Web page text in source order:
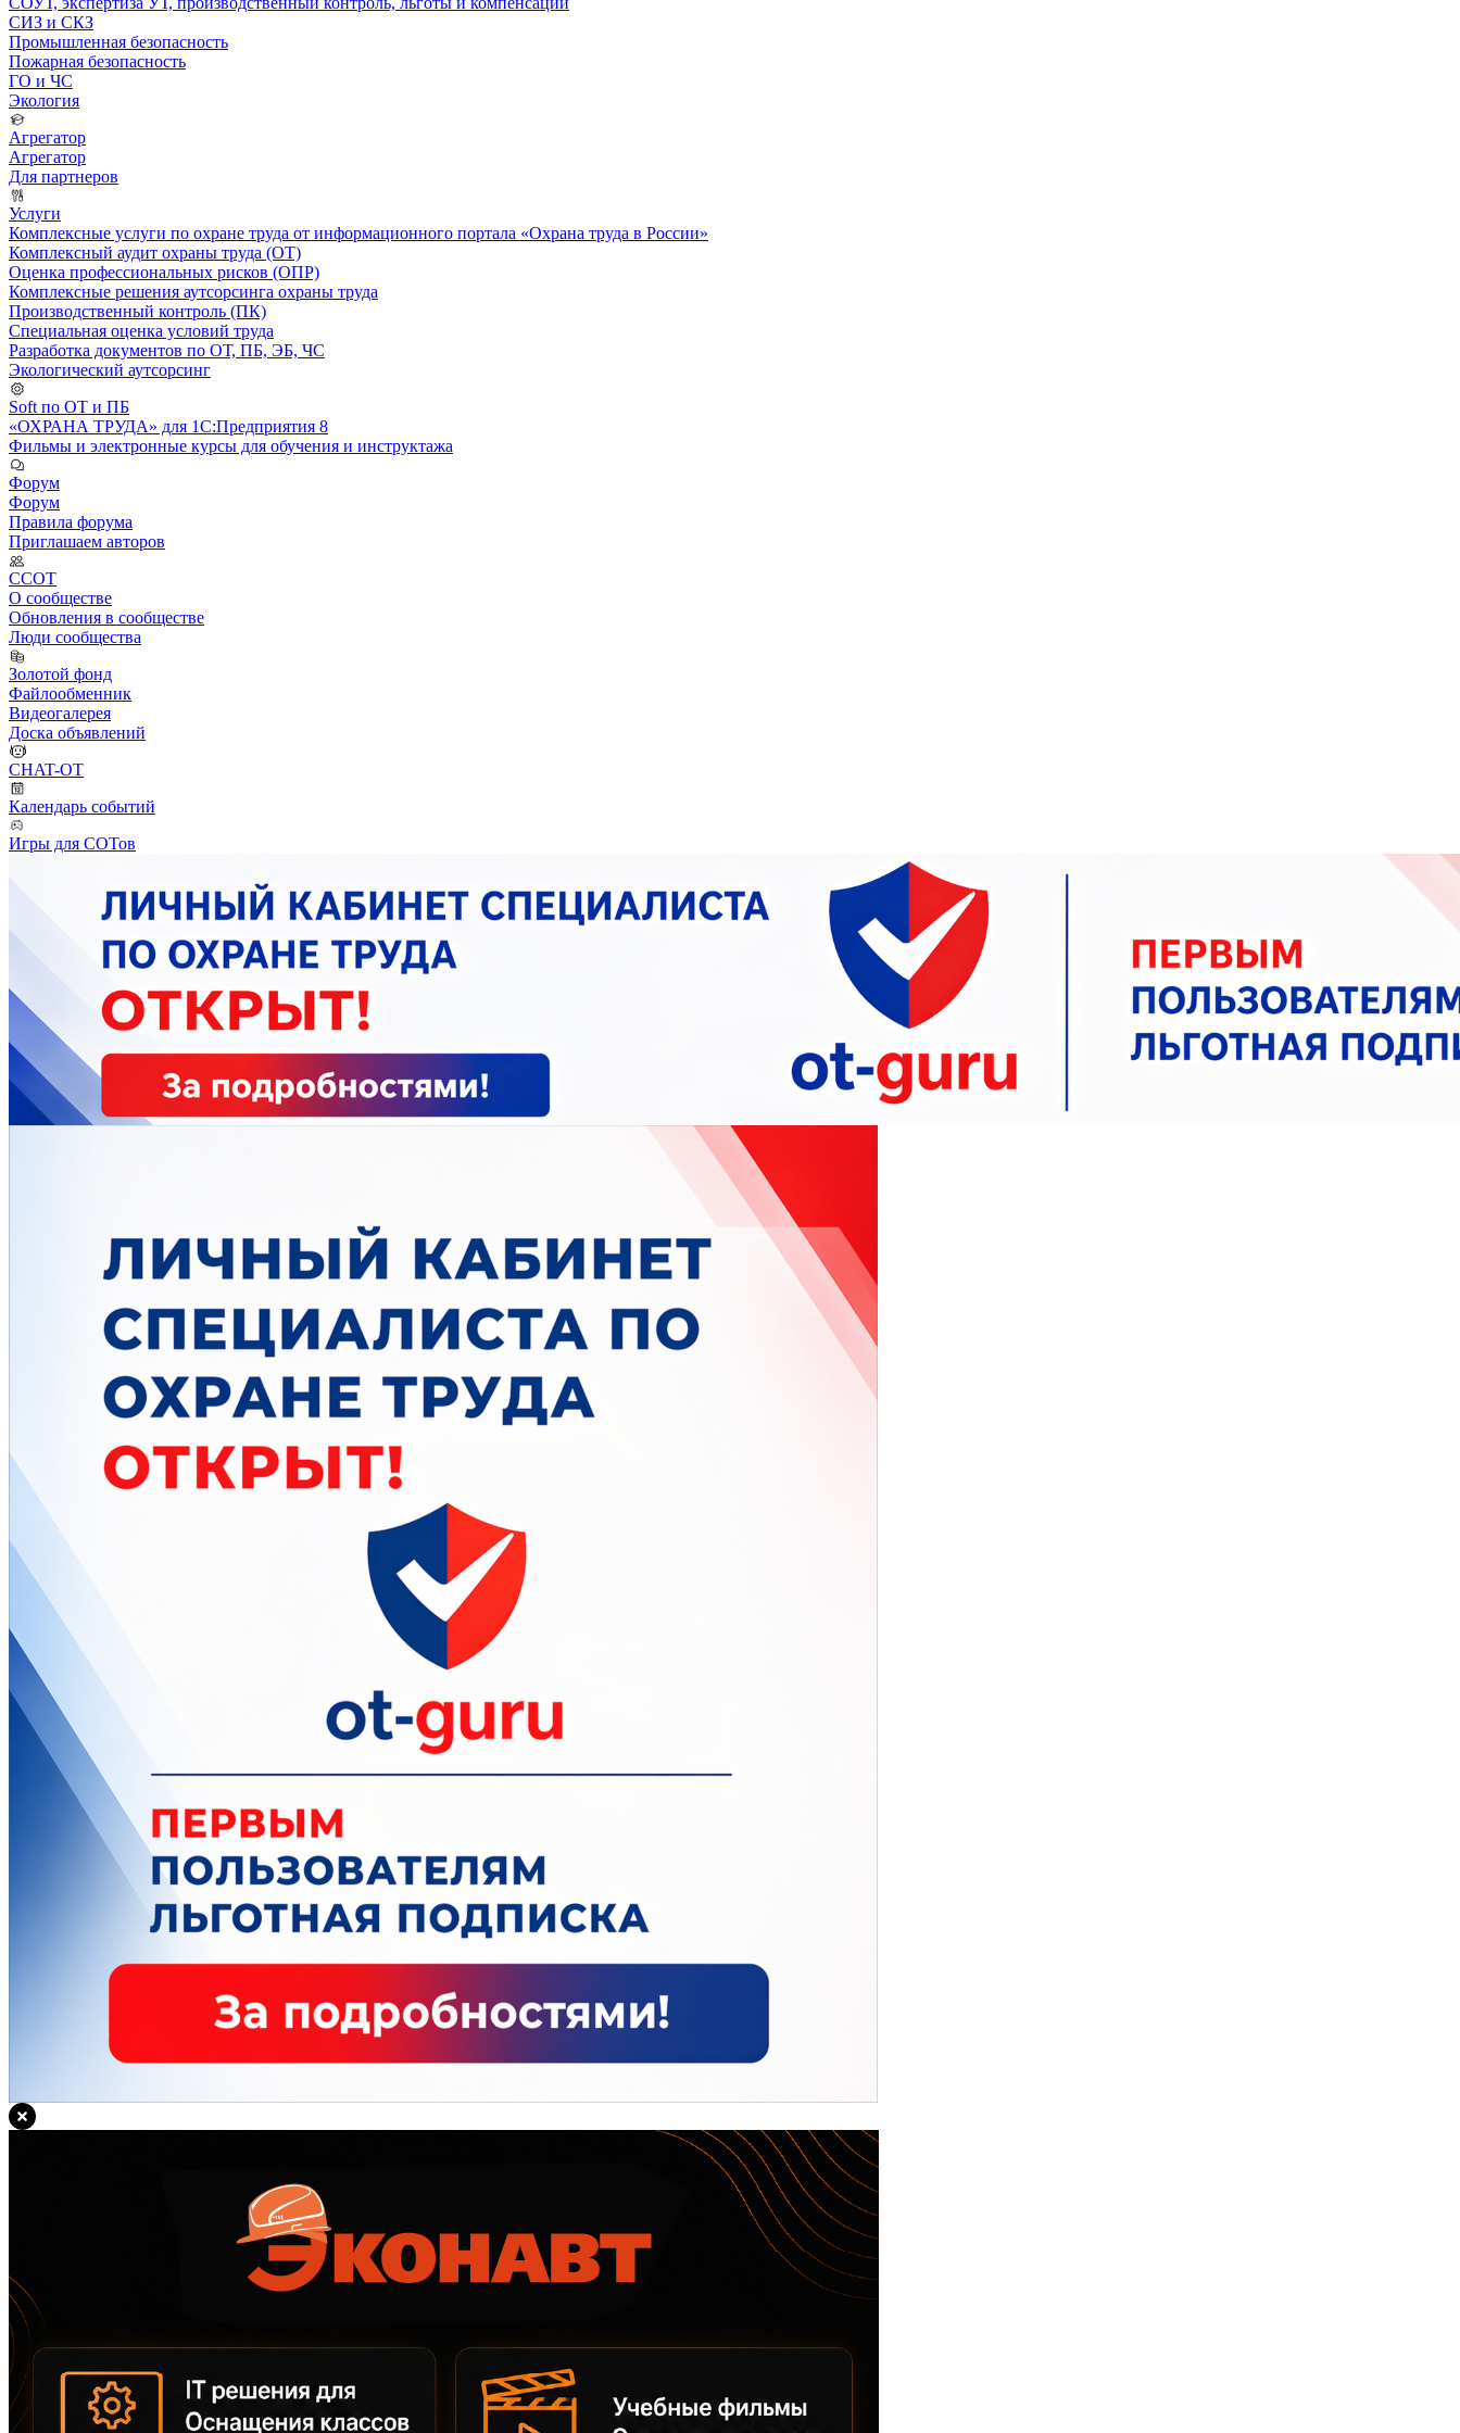
СИЗ и СКЗ
Промышленная безопасность
Пожарная безопасность
ГО и ЧС
Экология
Агрегатор
Агрегатор
Для партнеров
Услуги
Комплексные услуги по охране труда от информационного портала «Охрана труда в России»
Комплексный аудит охраны труда (ОТ)
Оценка профессиональных рисков (ОПР)
Комплексные решения аутсорсинга охраны труда
Производственный контроль (ПК)
Специальная оценка условий труда
Разработка документов по ОТ, ПБ, ЭБ, ЧС
Экологический аутсорсинг
Soft по ОТ и ПБ
«ОХРАНА ТРУДА» для 1С:Предприятия 8
Фильмы и электронные курсы для обучения и инструктажа
Форум
Форум
Правила форума
Приглашаем авторов
ССОТ
О сообществе
Обновления в сообществе
Люди сообщества
Золотой фонд
Файлообменник
Видеогалерея
Доска объявлений
CHAT-OT
Календарь событий
Игры для СОТов